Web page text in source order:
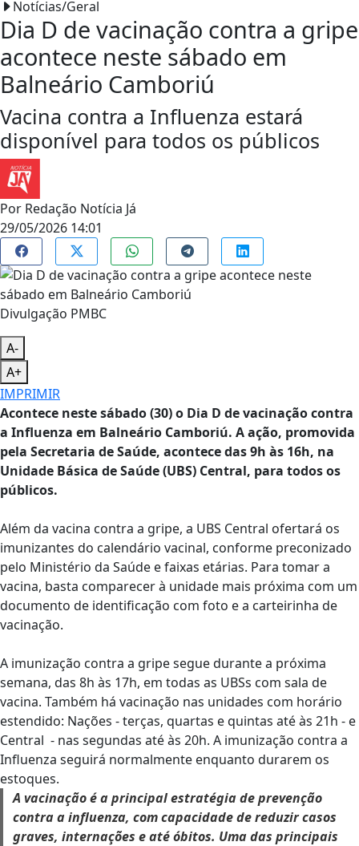
Notícias/Geral
Dia D de vacinação contra a gripe
acontece neste sábado em
Balneário Camboriú
Vacina contra a Influenza estará
disponível para todos os públicos
Por Redação Notícia Já
29/05/2026 14:01
Divulgação PMBC
A-
A+
IMPRIMIR
Acontece neste sábado (30) o Dia D de vacinação contra
a Influenza em Balneário Camboriú. A ação, promovida
pela Secretaria de Saúde, acontece das 9h às 16h, na
Unidade Básica de Saúde (UBS) Central, para todos os
públicos.
Além da vacina contra a gripe, a UBS Central ofertará os
imunizantes do calendário vacinal, conforme preconizado
pelo Ministério da Saúde e faixas etárias. Para tomar a
vacina, basta comparecer à unidade mais próxima com um
documento de identificação com foto e a carteirinha de
vacinação.
A imunização contra a gripe segue durante a próxima
semana, das 8h às 17h, em todas as UBSs com sala de
vacina. Também há vacinação nas unidades com horário
estendido: Nações - terças, quartas e quintas até às 21h - e
Central - nas segundas até às 20h. A imunização contra a
Influenza seguirá normalmente enquanto durarem os
estoques.
A vacinação é a principal estratégia de prevenção
contra a influenza, com capacidade de reduzir casos
graves, internações e até óbitos. Uma das principais